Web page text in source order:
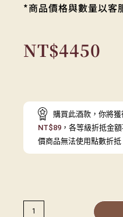
*商品價格與數量以客
NT$4450
購買此酒款，你將獲
NT$89 ，各等級折抵金
價商品無法使用點數折抵